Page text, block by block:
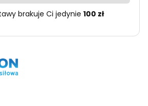
brakuje Ci jedynie 100 zł